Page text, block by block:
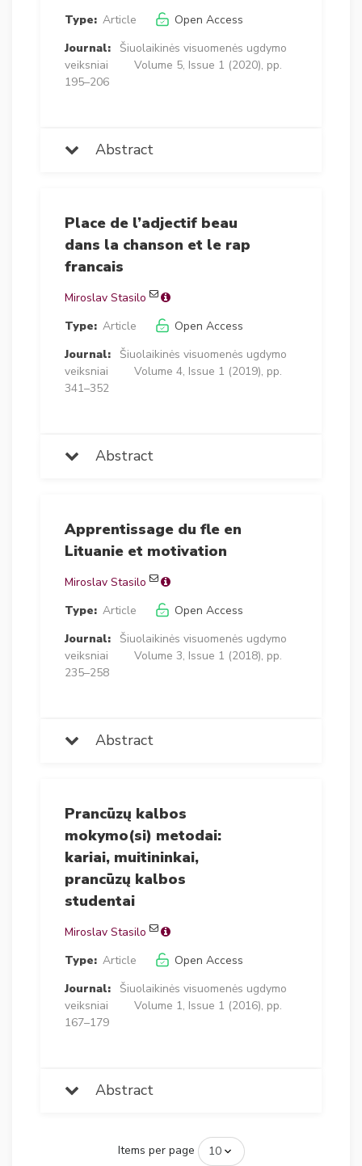
Type: Article
Open Access
Journal:
Šiuolaikinės visuomenės ugdymo
veiksniai
Volume 5, Issue 1 (2020), pp.
195–206
Abstract
Place de l’adjectif beau
dans la chanson et le rap
francais
Miroslav Stasilo
Type: Article
Open Access
Journal:
Šiuolaikinės visuomenės ugdymo
veiksniai
Volume 4, Issue 1 (2019), pp.
341–352
Abstract
Apprentissage du fle en
Lituanie et motivation
Miroslav Stasilo
Type: Article
Open Access
Journal:
Šiuolaikinės visuomenės ugdymo
veiksniai
Volume 3, Issue 1 (2018), pp.
235–258
Abstract
Prancūzų kalbos
mokymo(si) metodai:
kariai, muitininkai,
prancūzų kalbos
studentai
Miroslav Stasilo
Type: Article
Open Access
Journal:
Šiuolaikinės visuomenės ugdymo
veiksniai
Volume 1, Issue 1 (2016), pp.
167–179
Abstract
Items per page